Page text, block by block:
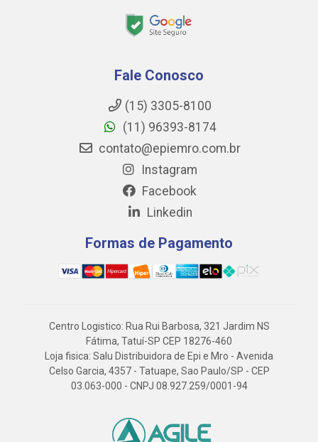
Fale Conosco
(15) 3305-8100
(11) 96393-8174
contato@epiemro.com.br
Instagram
Facebook
Linkedin
Formas de Pagamento
Centro Logistico: Rua Rui Barbosa, 321 Jardim NS
Fátima, Tatuí-SP CEP 18276-460
Loja fisica: Salu Distribuidora de Epi e Mro - Avenida
Celso Garcia, 4357 - Tatuape, Sao Paulo/SP - CEP
03.063-000 - CNPJ 08.927.259/0001-94